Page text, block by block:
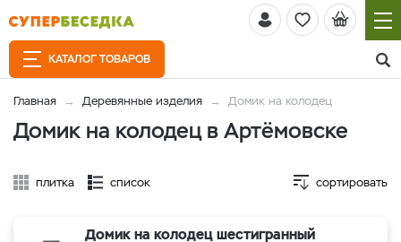
КАТАЛОГ ТОВАРОВ
Главная Деревянные изделия Домик на колодец
Домик на колодец в Артёмовске
плитка список сортировать
Домик на колодец шестигранный